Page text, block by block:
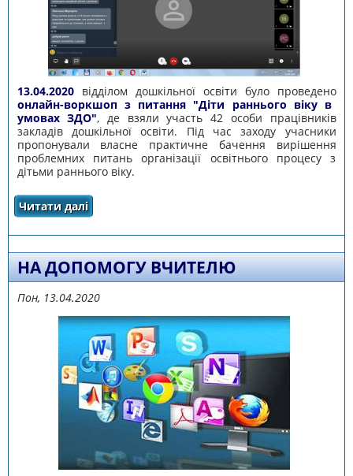
13.04.2020відділом дошкільної освіти було проведено
онлайн-воркшоп з питання "Діти раннього віку в
умовах ЗДО", де взяли участь 42 особи працівників
закладів дошкільної освіти. Під час заходу учасники
пропонували власне практичне бачення вирішення
проблемних питань організації освітнього процесу з
дітьми раннього віку.
Читати далі
ЗДО»
НА ДОПОМОГУ ВЧИТЕЛЮ
Пон, 13.04.2020